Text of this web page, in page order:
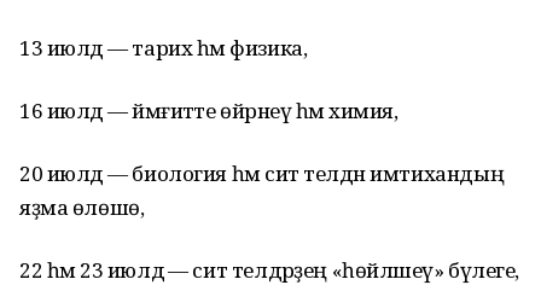
13 июлдә — тарих һәм физика,
16 июлдә — йәмғиәтте өйрәнеү һәм химия,
20 июлдә ― биология һәм сит телдән имтихандың
яҙма өлөшө,
22 һәм 23 июлдә — сит телдәрҙең «һөйләшеү» бүлеге,